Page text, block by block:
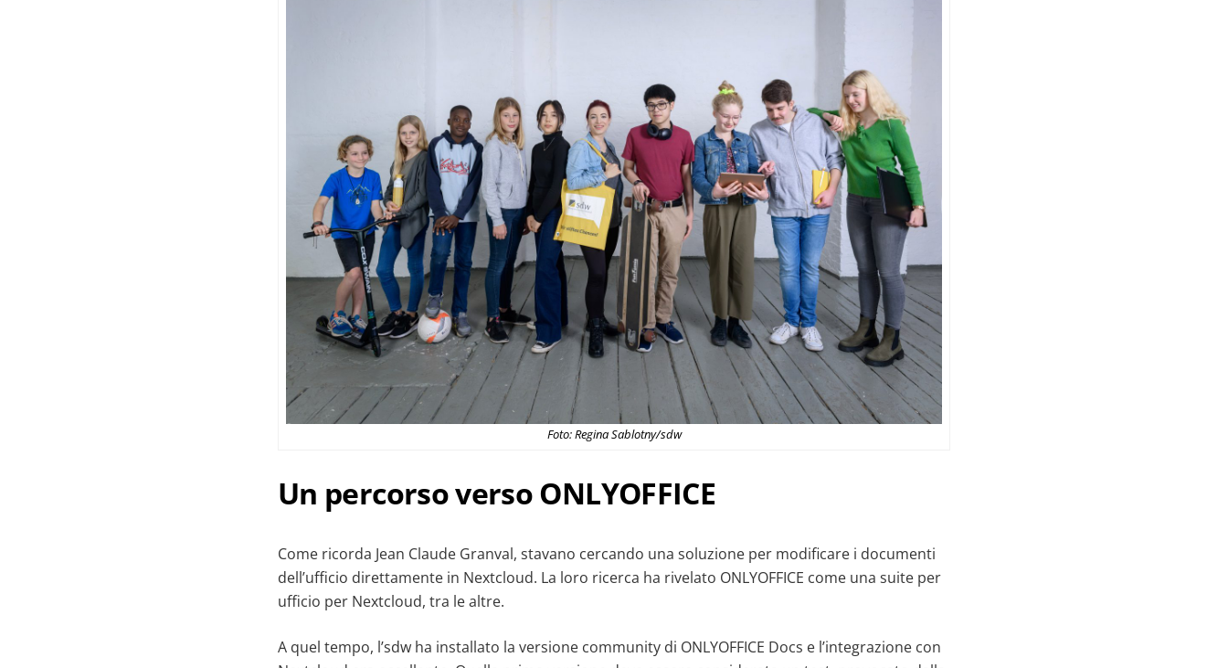
Foto: Regina Sablotny/sdw
Un percorso verso ONLYOFFICE
Come ricorda Jean Claude Granval, stavano cercando una soluzione per modificare i documenti
dell’ufficio direttamente in Nextcloud. La loro ricerca ha rivelato ONLYOFFICE come una suite per
ufficio per Nextcloud, tra le altre.
A quel tempo, l’sdw ha installato la versione community di ONLYOFFICE Docs e l’integrazione con